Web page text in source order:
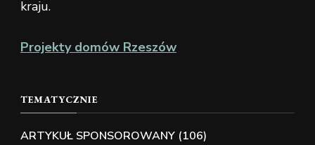
kraju.
Projekty domów Rzeszów
TEMATYCZNIE
ARTYKUŁ SPONSOROWANY (106)